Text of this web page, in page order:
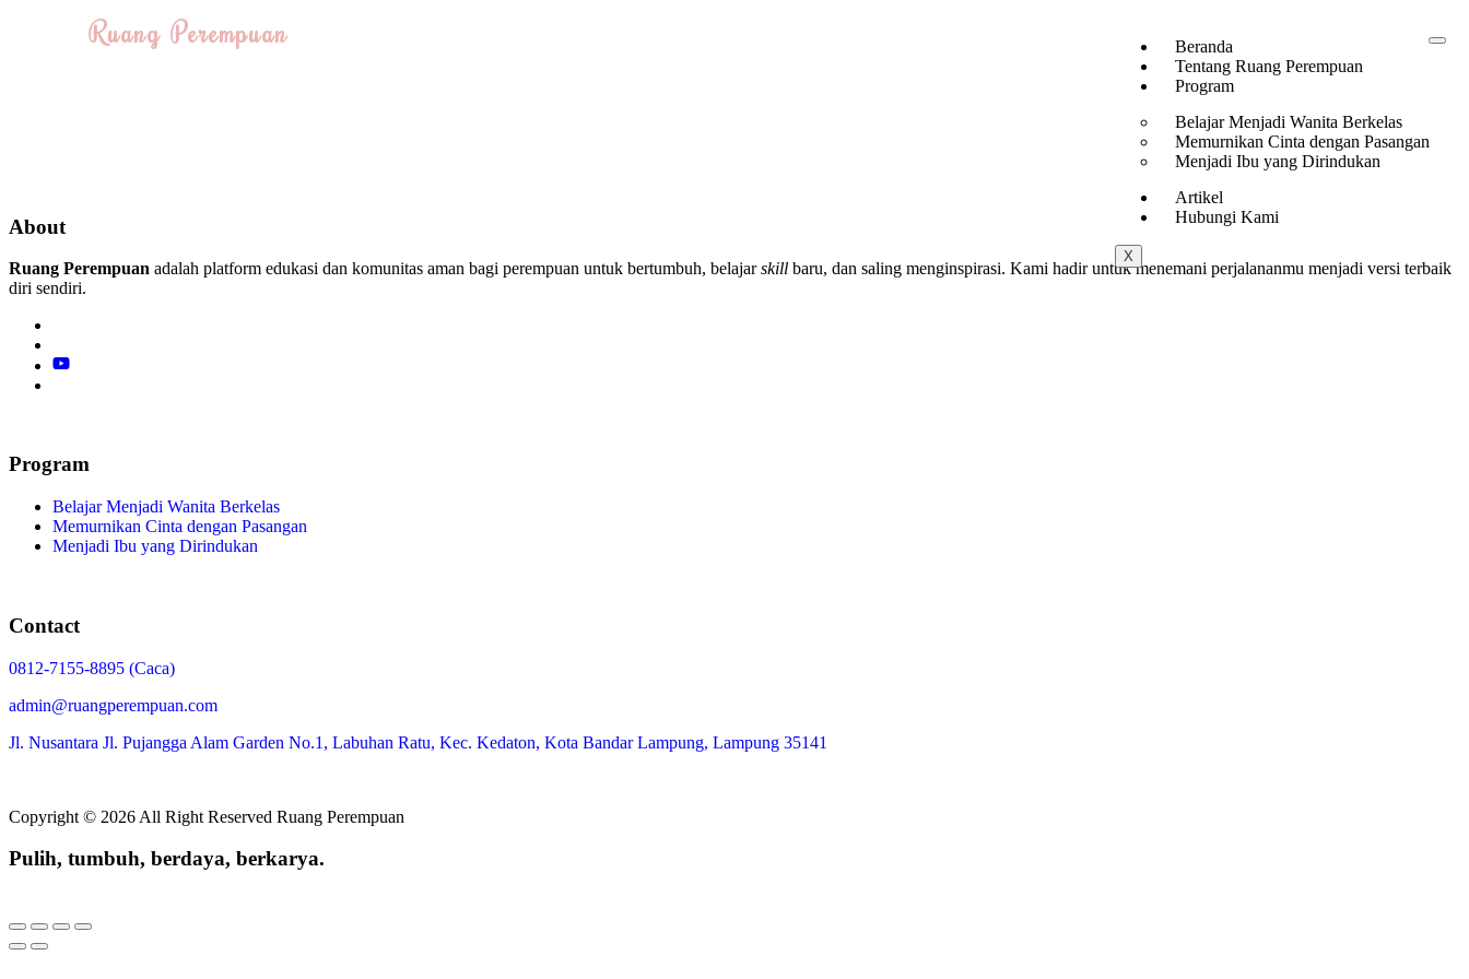
Ruang Perempuan
Beranda
Tentang Ruang Perempuan
Program
Belajar Menjadi Wanita Berkelas
Memurnikan Cinta dengan Pasangan
Menjadi Ibu yang Dirindukan
Artikel
Hubungi Kami
X
About
Ruang Perempuan adalah platform edukasi dan komunitas aman bagi perempuan untuk bertumbuh, belajarskill baru, dan saling menginspirasi. Kami hadir untuk menemani perjalananmu menjadi versi terbaik
diri sendiri.
Program
Belajar Menjadi Wanita Berkelas
Memurnikan Cinta dengan Pasangan
Menjadi Ibu yang Dirindukan
Contact
0812-7155-8895 (Caca)
admin@ruangperempuan.com
Jl. Nusantara Jl. Pujangga Alam Garden No.1, Labuhan Ratu, Kec. Kedaton, Kota Bandar Lampung, Lampung 35141
Copyright © 2026 All Right Reserved Ruang Perempuan
Pulih, tumbuh, berdaya, berkarya.